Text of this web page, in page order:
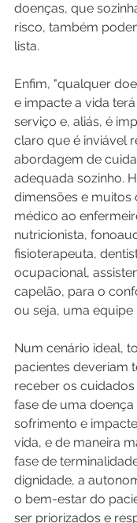
doenças, que
risco, também
lista.
Enfim, "qualquer
e impacte a vida
serviço e, aliás, é
claro que é inviável
abordagem de
adequada sozinho.
dimensões e muitos
médico ao
nutricionista,
fisioterapeuta,
ocupacional,
capelão, para o
ou seja, uma equipe
Num cenário ideal,
pacientes deveriam
receber os
fase de uma
sofrimento e
vida, e de maneira
fase de
dignidade, a
o bem-estar do
ser priorizados e